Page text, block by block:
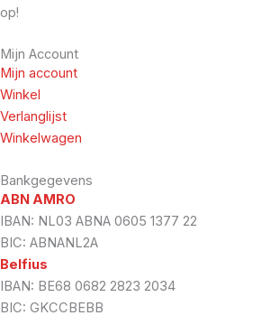
op!
Mijn Account
Mijn account
Winkel
Verlanglijst
Winkelwagen
Bankgegevens
ABN AMRO
IBAN: NL03 ABNA 0605 1377 22
BIC: ABNANL2A
Belfius
IBAN: BE68 0682 2823 2034
BIC: GKCCBEBB